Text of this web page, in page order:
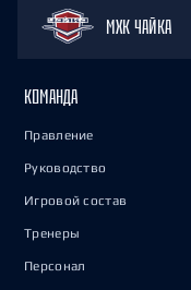
МХК ЧАЙКА
КОМАНДА
Правление
Руководство
Игровой состав
Тренеры
Персонал